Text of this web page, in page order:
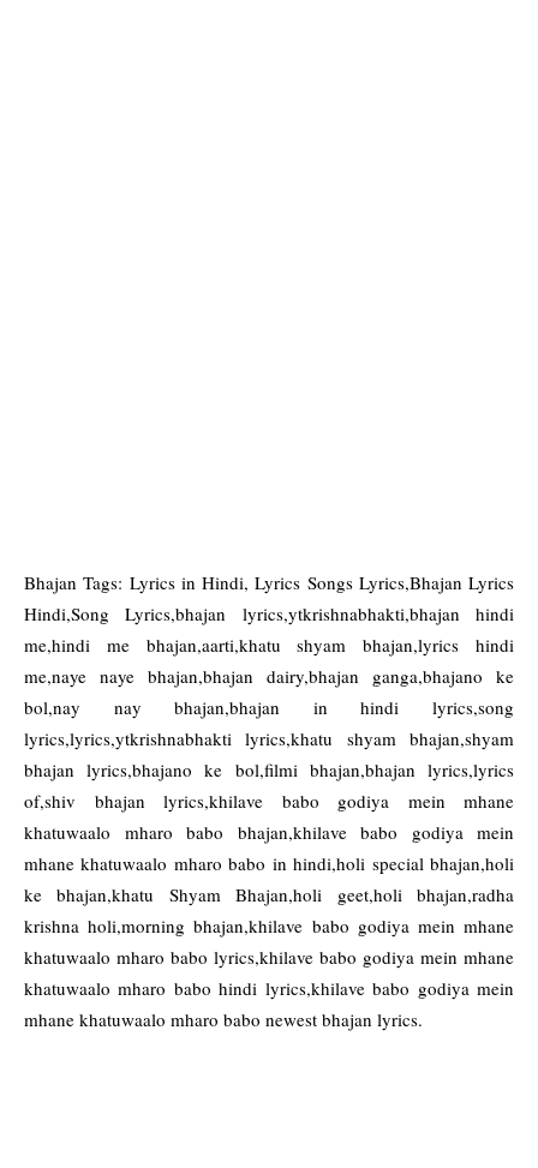
Bhajan Tags: Lyrics in Hindi, Lyrics Songs Lyrics,Bhajan Lyrics
Hindi,Song Lyrics,bhajan lyrics,ytkrishnabhakti,bhajan hindi
me,hindi me bhajan,aarti,khatu shyam bhajan,lyrics hindi
me,naye naye bhajan,bhajan dairy,bhajan ganga,bhajano ke
bol,nay nay bhajan,bhajan in hindi lyrics,song
lyrics,lyrics,ytkrishnabhakti lyrics,khatu shyam bhajan,shyam
bhajan lyrics,bhajano ke bol,filmi bhajan,bhajan lyrics,lyrics
of,shiv bhajan lyrics,khilave babo godiya mein mhane
khatuwaalo mharo babo bhajan,khilave babo godiya mein
mhane khatuwaalo mharo babo in hindi,holi special bhajan,holi
ke bhajan,khatu Shyam Bhajan,holi geet,holi bhajan,radha
krishna holi,morning bhajan,khilave babo godiya mein mhane
khatuwaalo mharo babo lyrics,khilave babo godiya mein mhane
khatuwaalo mharo babo hindi lyrics,khilave babo godiya mein
mhane khatuwaalo mharo babo newest bhajan lyrics.